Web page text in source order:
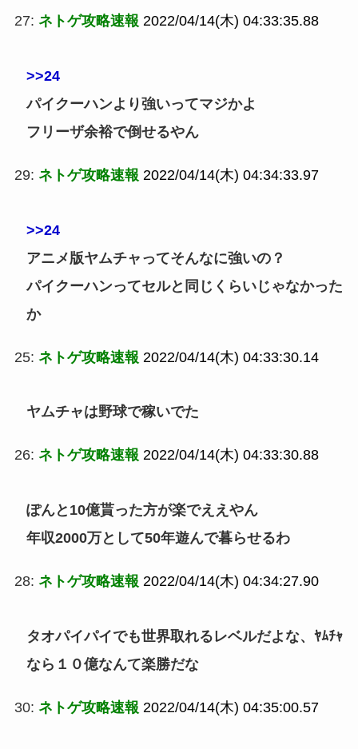
27: ネトゲ攻略速報 2022/04/14(木) 04:33:35.88
>>24
パイクーハンより強いってマジかよ
フリーザ余裕で倒せるやん
29: ネトゲ攻略速報 2022/04/14(木) 04:34:33.97
>>24
アニメ版ヤムチャってそんなに強いの？
パイクーハンってセルと同じくらいじゃなかった
か
25: ネトゲ攻略速報 2022/04/14(木) 04:33:30.14
ヤムチャは野球で稼いでた
26: ネトゲ攻略速報 2022/04/14(木) 04:33:30.88
ぽんと10億貰った方が楽でええやん
年収2000万として50年遊んで暮らせるわ
28: ネトゲ攻略速報 2022/04/14(木) 04:34:27.90
タオパイパイでも世界取れるレベルだよな、ﾔﾑﾁｬ
なら１０億なんて楽勝だな
30: ネトゲ攻略速報 2022/04/14(木) 04:35:00.57